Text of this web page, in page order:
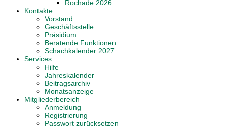
Rochade 2026
Kontakte
Vorstand
Geschäftsstelle
Präsidium
Beratende Funktionen
Schachkalender 2027
Services
Hilfe
Jahreskalender
Beitragsarchiv
Monatsanzeige
Mitgliederbereich
Anmeldung
Registrierung
Passwort zurücksetzen